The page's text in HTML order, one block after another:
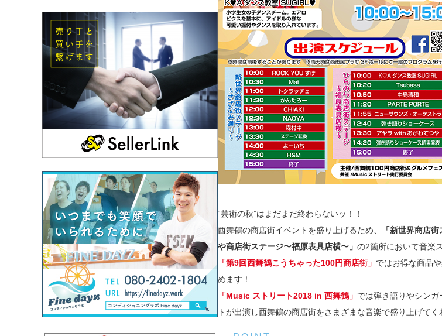
“芸術の秋”はまだまだ終わらないッ！！
西舞鶴の商店街イベントを盛り上げるため、
「新世界商店
や商店街ステージ〜福原表具店横〜」 の2箇所において音楽
「第9回西舞鶴こうちゃった100円商店街」 ではお得な商品
めます！
「Music ストリート2018 in 西舞鶴」 では弾き語りやシン
トが出演し西舞鶴の商店街をさまざまな音楽で盛り上げてく